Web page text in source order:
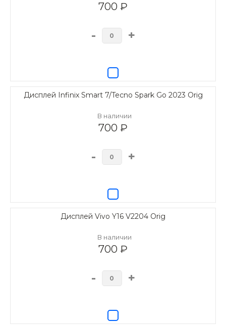
700 ₽
- +
Дисплей Infinix Smart 7/Tecno Spark Go 2023 Orig
В наличии
700 ₽
- +
Дисплей Vivo Y16 V2204 Orig
В наличии
700 ₽
- +